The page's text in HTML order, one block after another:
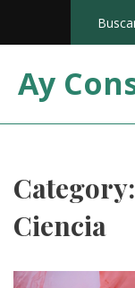
Ay
Ciencia